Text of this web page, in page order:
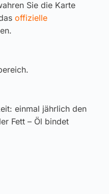
Sie die Karte
offizielle
einmal jährlich den
Fett – Öl bindet